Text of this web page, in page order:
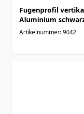
Fugenprofil
Aluminium
Artikelnummer: 9042